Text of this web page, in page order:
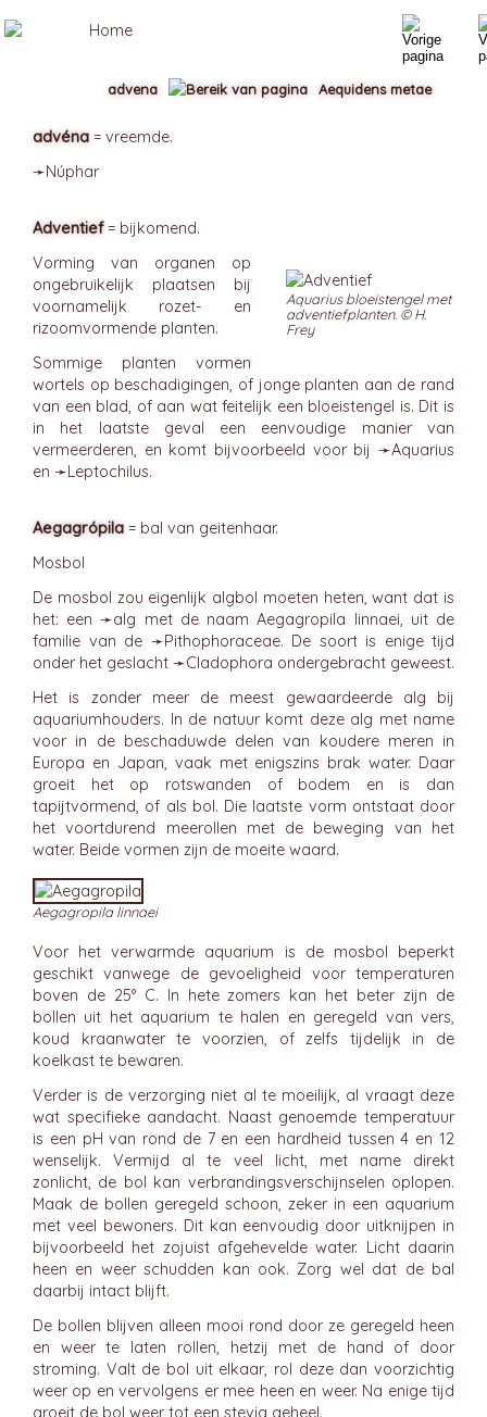
advéna = vreemde.
➛Núphar
Adventief= bijkomend.
Aquarius bloeistengel met
adventiefplanten. © H.
Frey
Vorming van organen op
ongebruikelijk plaatsen bij
voornamelijk rozet- en
rizoomvormende planten.
Sommige planten vormen
wortels op beschadigingen, of jonge planten aan de rand
van een blad, of aan wat feitelijk een bloeistengel is. Dit is
in het laatste geval een eenvoudige manier van
vermeerderen, en komt bijvoorbeeld voor bij ➛Aquarius
en ➛Leptochilus.
Aegagrópila = bal van geitenhaar.
Mosbol
De mosbol zou eigenlijk algbol moeten heten, want dat is
het: een ➛alg met de naam Aegagropila linnaei, uit de
familie van de ➛Pithophoraceae. De soort is enige tijd
onder het geslacht ➛Cladophora ondergebracht geweest.
Het is zonder meer de meest gewaardeerde alg bij
aquariumhouders. In de natuur komt deze alg met name
voor in de beschaduwde delen van koudere meren in
Europa en Japan, vaak met enigszins brak water. Daar
groeit het op rotswanden of bodem en is dan
tapijtvormend, of als bol. Die laatste vorm ontstaat door
het voortdurend meerollen met de beweging van het
water. Beide vormen zijn de moeite waard.
Aegagropila linnaei
Voor het verwarmde aquarium is de mosbol beperkt
geschikt vanwege de gevoeligheid voor temperaturen
boven de 25° C. In hete zomers kan het beter zijn de
bollen uit het aquarium te halen en geregeld van vers,
koud kraanwater te voorzien, of zelfs tijdelijk in de
koelkast te bewaren.
Verder is de verzorging niet al te moeilijk, al vraagt deze
wat specifieke aandacht. Naast genoemde temperatuur
is een pH van rond de 7 en een hardheid tussen 4 en 12
wenselijk. Vermijd al te veel licht, met name direkt
zonlicht, de bol kan verbrandingsverschijnselen oplopen.
Maak de bollen geregeld schoon, zeker in een aquarium
met veel bewoners. Dit kan eenvoudig door uitknijpen in
bijvoorbeeld het zojuist afgehevelde water. Licht daarin
heen en weer schudden kan ook. Zorg wel dat de bal
daarbij intact blijft.
De bollen blijven alleen mooi rond door ze geregeld heen
en weer te laten rollen, hetzij met de hand of door
stroming. Valt de bol uit elkaar, rol deze dan voorzichtig
weer op en vervolgens er mee heen en weer. Na enige tijd
groeit de bol weer tot een stevig geheel.
advena Aequidens metae